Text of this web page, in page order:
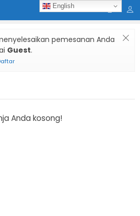
pemesanan Anda
Guest.
Anda kosong!
English